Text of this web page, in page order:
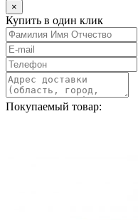
×
Купить в один клик
Покупаемый товар: